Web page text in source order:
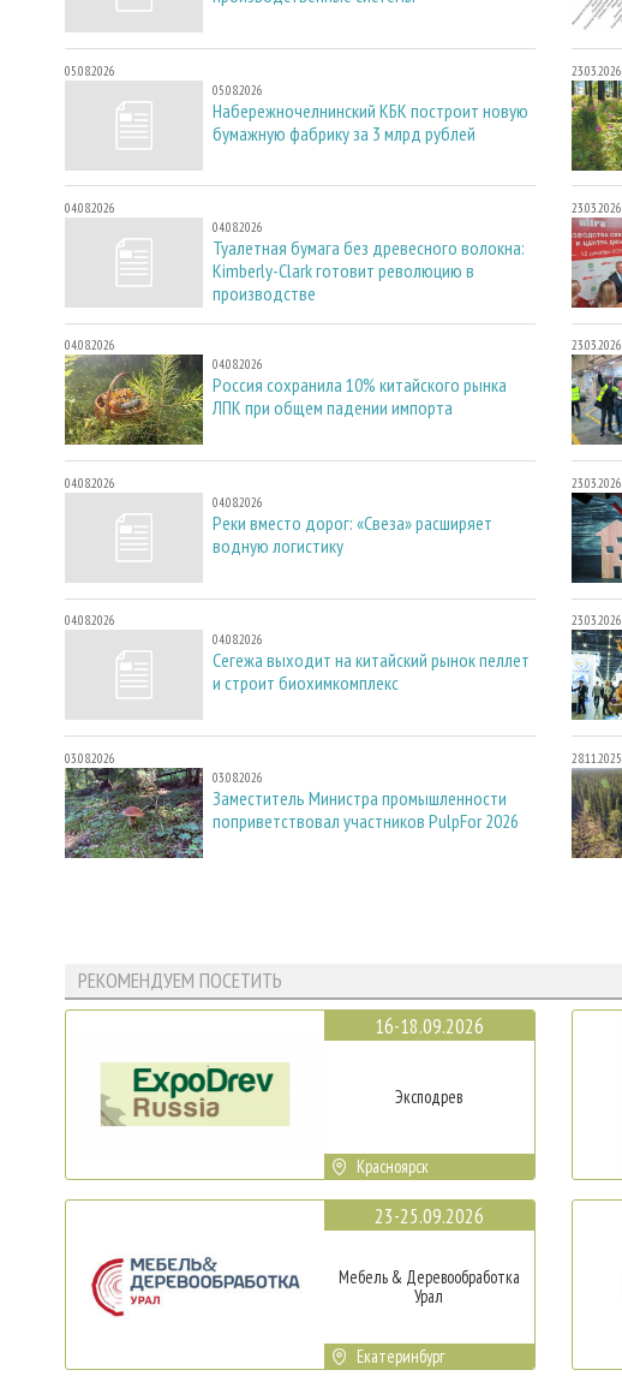
05.08.2026
05.08.2026
Набережночелнинский КБК построит новую
бумажную фабрику за 3 млрд рублей
04.08.2026
04.08.2026
Туалетная бумага без древесного волокна:
Kimberly-Clark готовит революцию в
производстве
04.08.2026
04.08.2026
Россия сохранила 10% китайского рынка
ЛПК при общем падении импорта
04.08.2026
04.08.2026
Реки вместо дорог: «Свеза» расширяет
водную логистику
04.08.2026
04.08.2026
Сегежа выходит на китайский рынок пеллет
и строит биохимкомплекс
03.08.2026
03.08.2026
Заместитель Министра промышленности
поприветствовал участников PulpFor 2026
23.03.2026
23.03.2026
23.03.2026
23.03.2026
23.03.2026
28.11.2025
РЕКОМЕНДУЕМ ПОСЕТИТЬ
16-18.09.2026
Эксподрев
Красноярск
23-25.09.2026
Мебель & Деревообработка
Урал
Екатеринбург